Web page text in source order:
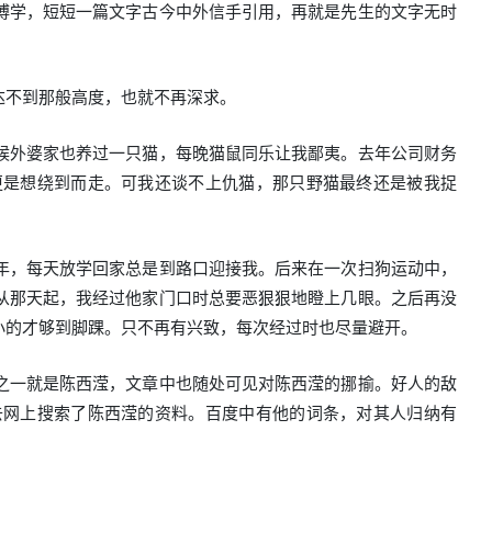
，短短一篇文字古今中外信手引用，再就是先生的文字无时
到那般高度，也就不再深求。
婆家也养过一只猫，每晚猫鼠同乐让我鄙夷。去年公司财务
想绕到而走。可我还谈不上仇猫，那只野猫最终还是被我捉
每天放学回家总是到路口迎接我。后来在一次扫狗运动中，
天起，我经过他家门口时总要恶狠狠地瞪上几眼。之后再没
才够到脚踝。只不再有兴致，每次经过时也尽量避开。
就是陈西滢，文章中也随处可见对陈西滢的挪揄。好人的敌
上搜索了陈西滢的资料。百度中有他的词条，对其人归纳有